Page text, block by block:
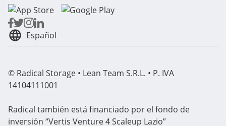
Español
© Radical Storage • Lean Team S.R.L. • P. IVA
14104111001
Radical también está financiado por el fondo de
inversión “Vertis Venture 4 Scaleup Lazio”